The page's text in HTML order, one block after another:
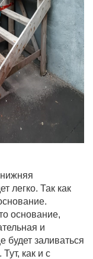
легко. Так как
основание,
и
будет заливаться
как и с